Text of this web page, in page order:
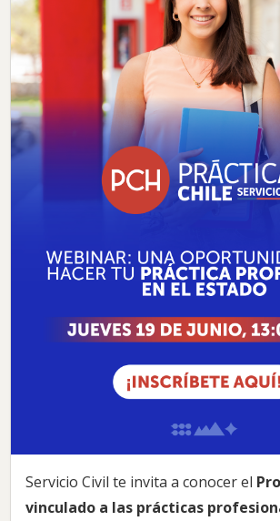
Servicio Civil te invita a conocer el
vinculado a las prácticas